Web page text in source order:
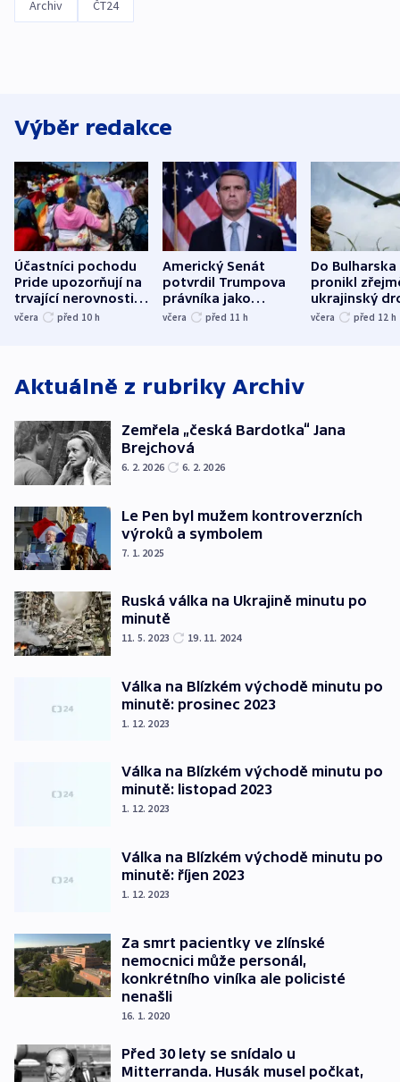
Archiv ČT24
Výběr redakce
Účastníci pochodu
Pride upozorňují na
trvající nerovnosti i
společenskou
včera před 10 h
Americký Senát
potvrdil Trumpova
právníka jako
ministra
včera před 11 h
Do Bulharska
pronikl
ukrajinský
explodoval
včera před 12 h
Aktuálně z rubriky Archiv
Zemřela „česká Bardotka“ Jana
Brejchová
6. 2. 2026 6. 2. 2026
Le Pen byl mužem kontroverzních
výroků a symbolem
7. 1. 2025
Ruská válka na Ukrajině minutu po
minutě
11. 5. 2023 19. 11. 2024
Válka na Blízkém východě minutu po
minutě: prosinec 2023
1. 12. 2023
Válka na Blízkém východě minutu po
minutě: listopad 2023
1. 12. 2023
Válka na Blízkém východě minutu po
minutě: říjen 2023
1. 12. 2023
Za smrt pacientky ve zlínské
nemocnici může personál,
konkrétního viníka ale policisté
nenašli
16. 1. 2020
Před 30 lety se snídalo u
Mitterranda. Husák musel počkat,